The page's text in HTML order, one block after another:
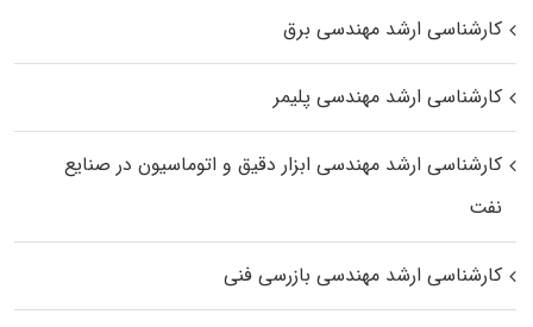
کارشناسی ارشد مهندسی برق
کارشناسی ارشد مهندسی پلیمر
کارشناسی ارشد مهندسی ابزار دقیق و اتوماسیون در صنایع
نفت
کارشناسی ارشد مهندسی بازرسی فنی